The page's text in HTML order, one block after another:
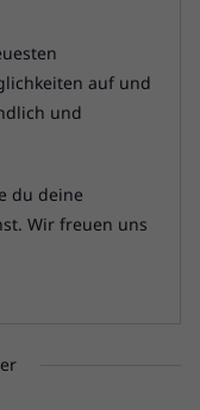
auf und
und
du deine
Wir freuen uns